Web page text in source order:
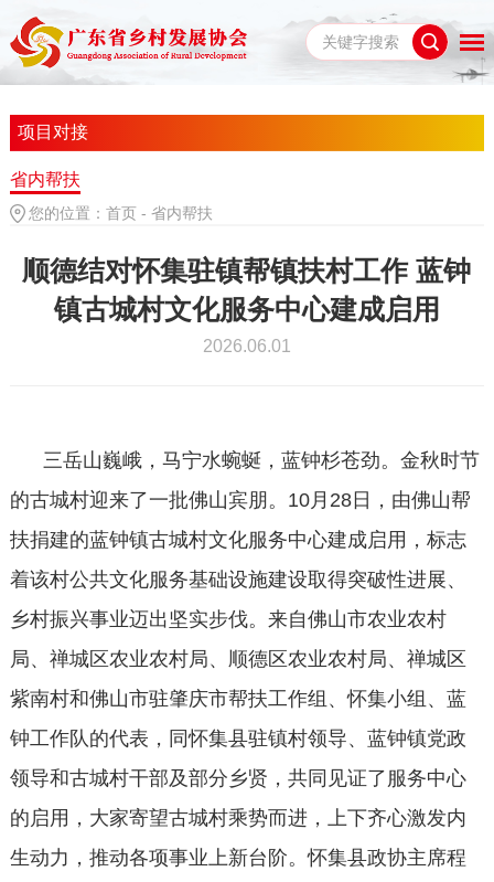
项目对接
省内帮扶
您的位置： 首页 - 省内帮扶
顺德结对怀集驻镇帮镇扶村工作 蓝钟
镇古城村文化服务中心建成启用
2026.06.01
三岳山巍峨，马宁水蜿蜒，蓝钟杉苍劲。金秋时节
的古城村迎来了一批佛山宾朋。10月28日，由佛山帮
扶捐建的蓝钟镇古城村文化服务中心建成启用，标志
着该村公共文化服务基础设施建设取得突破性进展、
乡村振兴事业迈出坚实步伐。来自佛山市农业农村
局、禅城区农业农村局、顺德区农业农村局、禅城区
紫南村和佛山市驻肇庆市帮扶工作组、怀集小组、蓝
钟工作队的代表，同怀集县驻镇村领导、蓝钟镇党政
领导和古城村干部及部分乡贤，共同见证了服务中心
的启用，大家寄望古城村乘势而进，上下齐心激发内
生动力，推动各项事业上新台阶。怀集县政协主席程